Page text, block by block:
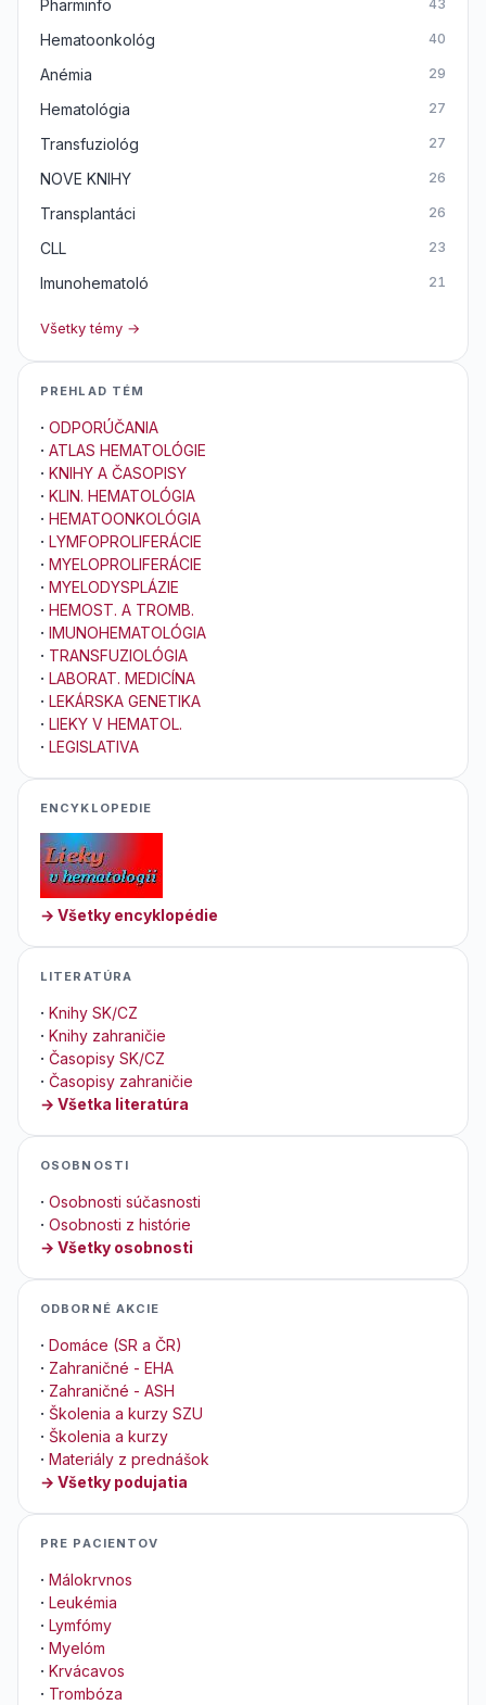
Pharminfo 43
Hematoonkológ 40
Anémia 29
Hematológia 27
Transfuziológ 27
NOVE KNIHY 26
Transplantáci 26
CLL 23
Imunohematoló 21
Všetky témy →
PREHLAD TÉM
· ODPORÚČANIA
· ATLAS HEMATOLÓGIE
· KNIHY A ČASOPISY
· KLIN. HEMATOLÓGIA
· HEMATOONKOLÓGIA
· LYMFOPROLIFERÁCIE
· MYELOPROLIFERÁCIE
· MYELODYSPLÁZIE
· HEMOST. A TROMB.
· IMUNOHEMATOLÓGIA
· TRANSFUZIOLÓGIA
· LABORAT. MEDICÍNA
· LEKÁRSKA GENETIKA
· LIEKY V HEMATOL.
· LEGISLATIVA
ENCYKLOPEDIE
→ Všetky encyklopédie
LITERATÚRA
· Knihy SK/CZ
· Knihy zahraničie
· Časopisy SK/CZ
· Časopisy zahraničie
→ Všetka literatúra
OSOBNOSTI
· Osobnosti súčasnosti
· Osobnosti z histórie
→ Všetky osobnosti
ODBORNÉ AKCIE
· Domáce (SR a ČR)
· Zahraničné - EHA
· Zahraničné - ASH
· Školenia a kurzy SZU
· Školenia a kurzy
· Materiály z prednášok
→ Všetky podujatia
PRE PACIENTOV
· Málokrvnos
· Leukémia
· Lymfómy
· Myelóm
· Krvácavos
· Trombóza